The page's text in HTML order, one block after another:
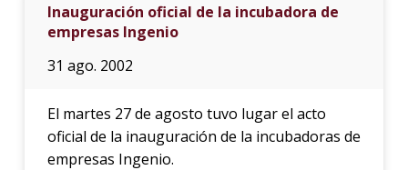
Inauguración oficial de la incubadora de
empresas Ingenio
31 ago. 2002
El martes 27 de agosto tuvo lugar el acto
oficial de la inauguración de la incubadoras de
empresas Ingenio.